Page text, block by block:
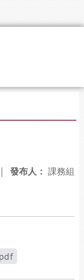
發布人： 課務組
|